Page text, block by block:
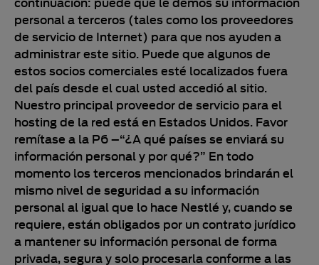
personal a terceros (tales como los proveedores
de servicio de Internet) para que nos ayuden a
administrar este sitio. Puede que algunos de
estos socios comerciales esté localizados fuera
del país desde el cual usted accedió al sitio.
Nuestro principal proveedor de servicio para el
hosting de la red está en Estados Unidos. Favor
remítase a la P6 –“¿A qué países se enviará su
información personal y por qué?” En todo
momento los terceros mencionados brindarán el
mismo nivel de seguridad a su información
personal al igual que lo hace Nestlé y, cuando se
requiere, están obligados por un contrato jurídico
a mantener su información personal de forma
privada, segura y solo procesarla conforme a las